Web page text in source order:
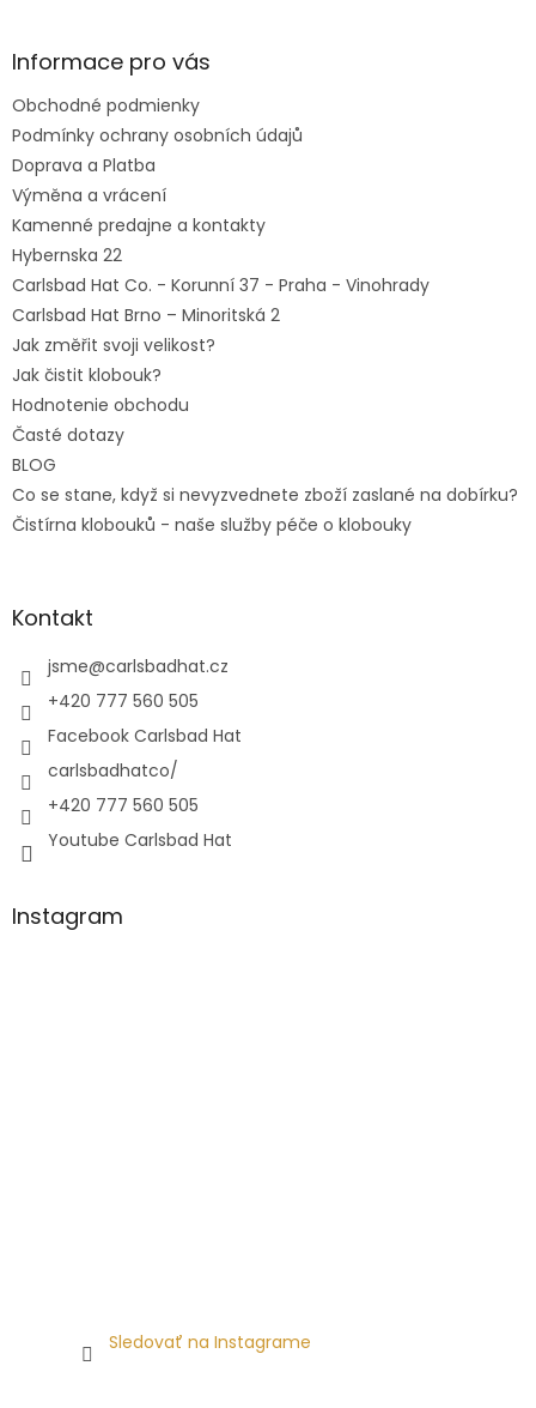
ä
e
Informace pro vás
Obchodné podmienky
Podmínky ochrany osobních údajů
Doprava a Platba
Výměna a vrácení
Kamenné predajne a kontakty
Hybernska 22
Carlsbad Hat Co. - Korunní 37 - Praha - Vinohrady
Carlsbad Hat Brno – Minoritská 2
Jak změřit svoji velikost?
Jak čistit klobouk?
Hodnotenie obchodu
Časté dotazy
BLOG
Co se stane, když si nevyzvednete zboží zaslané na dobírku?
Čistírna klobouků - naše služby péče o klobouky
Kontakt
jsme@carlsbadhat.cz
+420 777 560 505
Facebook Carlsbad Hat
carlsbadhatco/
+420 777 560 505
Youtube Carlsbad Hat
Instagram
Sledovať na Instagrame